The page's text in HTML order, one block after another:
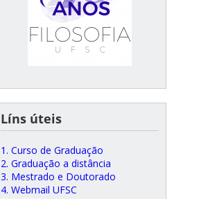
Líns úteis
1. Curso de Graduação
2. Graduação a distância
3. Mestrado e Doutorado
4. Webmail UFSC